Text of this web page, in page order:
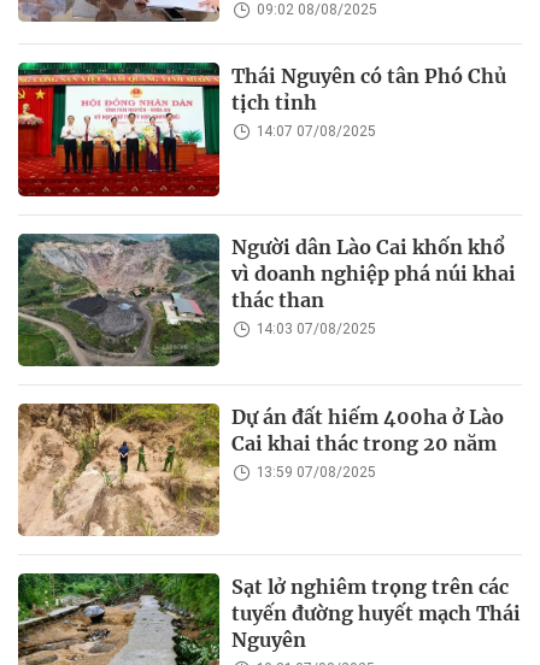
09:02 08/08/2025
Thái Nguyên có tân Phó Chủ
tịch tỉnh
14:07 07/08/2025
Người dân Lào Cai khốn khổ
vì doanh nghiệp phá núi khai
thác than
14:03 07/08/2025
Dự án đất hiếm 400ha ở Lào
Cai khai thác trong 20 năm
13:59 07/08/2025
Sạt lở nghiêm trọng trên các
tuyến đường huyết mạch Thái
Nguyên